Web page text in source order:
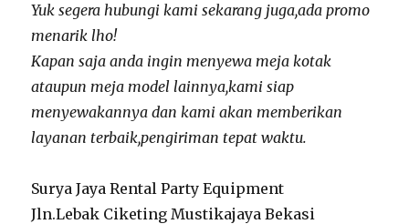
Yuk segera hubungi kami sekarang juga,ada promo
menarik lho!
Kapan saja anda ingin menyewa meja kotak
ataupun meja model lainnya,kami siap
menyewakannya dan kami akan memberikan
layanan terbaik,pengiriman tepat waktu.
Surya Jaya Rental Party Equipment
Jln.Lebak Ciketing Mustikajaya Bekasi